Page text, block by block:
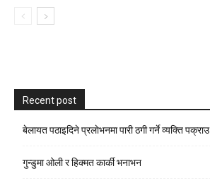
Recent post
बेलायत पठाइदिने प्रलाेभनमा पारी ठगी गर्ने व्यक्ति पक्राउ
गुन्डुमा ओली र हिक्मत कार्की भनाभन